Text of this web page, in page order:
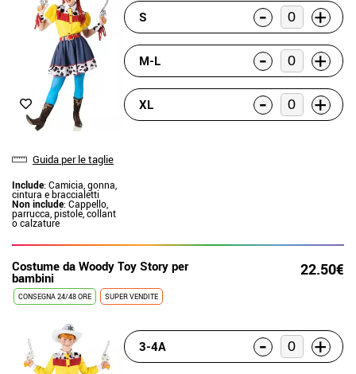
Guida per le taglie
Include: Camicia, gonna,
cintura e braccialetti
Non include: Cappello,
parrucca, pistole, collant
o calzature
S - +
M-L - +
XL - +
Costume da Woody Toy Story per
bambini 22.50€
CONSEGNA 24/48 ORE SUPER VENDITE
3-4A - +